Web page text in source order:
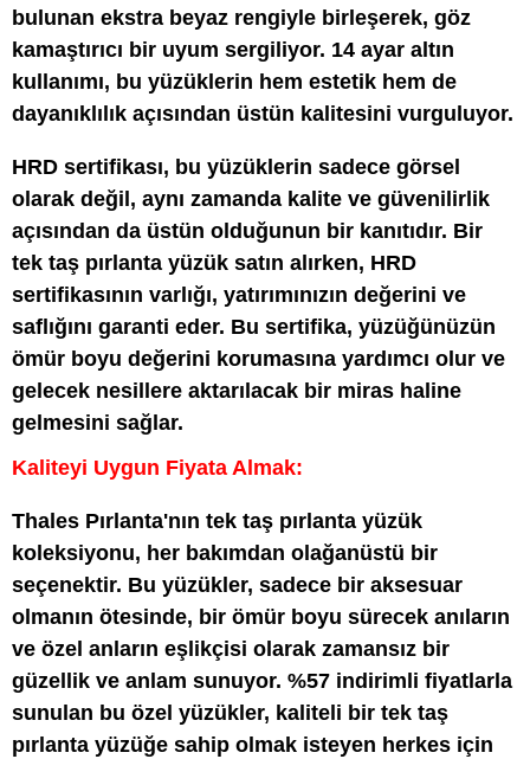
bulunan ekstra beyaz rengiyle birleşerek, göz
kamaştırıcı bir uyum sergiliyor. 14 ayar altın
kullanımı, bu yüzüklerin hem estetik hem de
dayanıklılık açısından üstün kalitesini vurguluyor.
HRD sertifikası, bu yüzüklerin sadece görsel
olarak değil, aynı zamanda kalite ve güvenilirlik
açısından da üstün olduğunun bir kanıtıdır. Bir
tek taş pırlanta yüzük satın alırken, HRD
sertifikasının varlığı, yatırımınızın değerini ve
saflığını garanti eder. Bu sertifika, yüzüğünüzün
ömür boyu değerini korumasına yardımcı olur ve
gelecek nesillere aktarılacak bir miras haline
gelmesini sağlar.
Kaliteyi Uygun Fiyata Almak:
Thales Pırlanta'nın tek taş pırlanta yüzük
koleksiyonu, her bakımdan olağanüstü bir
seçenektir. Bu yüzükler, sadece bir aksesuar
olmanın ötesinde, bir ömür boyu sürecek anıların
ve özel anların eşlikçisi olarak zamansız bir
güzellik ve anlam sunuyor. %57 indirimli fiyatlarla
sunulan bu özel yüzükler, kaliteli bir tek taş
pırlanta yüzüğe sahip olmak isteyen herkes için